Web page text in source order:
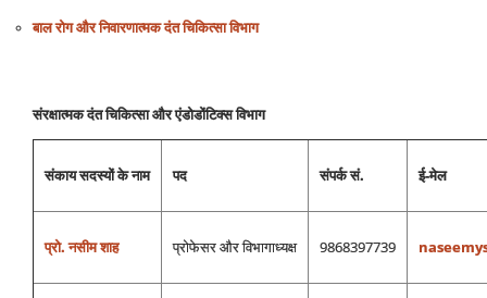
बाल रोग और निवारणात्‍मक दंत चिकित्‍सा विभाग
संरक्षात्‍मक दंत चिकित्‍सा और एंडोडोंटिक्‍स विभाग
संकाय सदस्‍यों के नाम पद संपर्क सं. ई-मेल
प्रो. नसीम शाह प्रोफेसर और विभागाध्‍यक्ष 9868397739